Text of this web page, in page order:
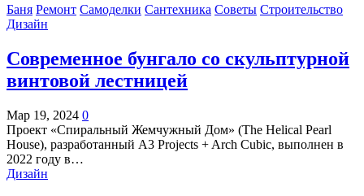
Баня Ремонт Самоделки Сантехника Советы Строительство
Дизайн
Современное бунгало со скульптурной
винтовой лестницей
Мар 19, 2024 0
Проект «Спиральный Жемчужный Дом» (The Helical Pearl
House), разработанный A3 Projects + Arch Cubic, выполнен в
2022 году в…
Дизайн